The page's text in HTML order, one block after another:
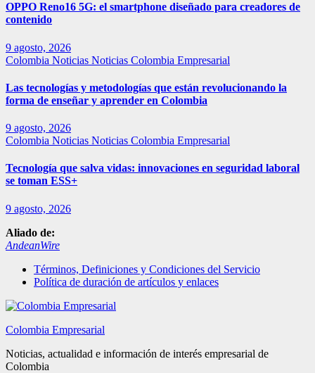
OPPO Reno16 5G: el smartphone diseñado para creadores de
contenido
9 agosto, 2026
Colombia Noticias Noticias Colombia Empresarial
Las tecnologías y metodologías que están revolucionando la
forma de enseñar y aprender en Colombia
9 agosto, 2026
Colombia Noticias Noticias Colombia Empresarial
Tecnología que salva vidas: innovaciones en seguridad laboral
se toman ESS+
9 agosto, 2026
Aliado de:
AndeanWire
Términos, Definiciones y Condiciones del Servicio
Política de duración de artículos y enlaces
Colombia Empresarial
Noticias, actualidad e información de interés empresarial de
Colombia